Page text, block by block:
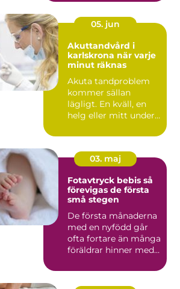
påverk...
05. jun
Akuttandvård i
karlskrona när varje
minut räknas
Akuta tandproblem
kommer sällan
lägligt. En kväll, en
helg eller mitt under
smärtan ...
03. maj
Fotavtryck bebis så
förevigas de första
små stegen
De första månaderna
med en nyfödd går
ofta fortare än många
föräldrar hinner med.